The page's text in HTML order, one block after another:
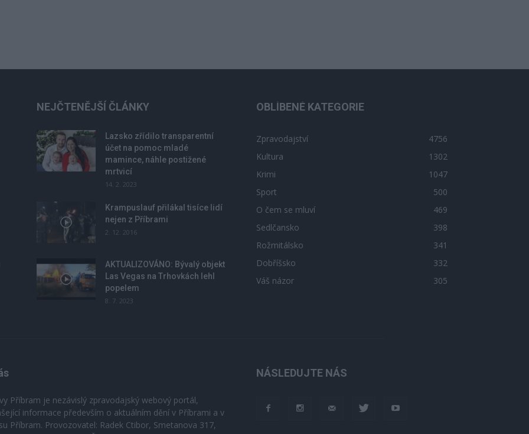
NEJČTENĚJŠÍ ČLÁNKY
Lazsko zřídilo transparentní
účet na pomoc mladé
mamince, náhle postižené
mrtvicí
14. 2. 2023
Krampuslauf přilákal tisíce lidí
nejen z Příbrami
2. 12. 2016
AKTUALIZOVÁNO: Bývalý objekt
Las Vegas na Trhovkách lehl
popelem
8. 7. 2023
OBLÍBENÉ KATEGORIE
Zpravodajství
4756
Kultura
1302
Krimi
1047
Sport
500
O čem se mluví
469
Sedlčansko
398
Rožmitálsko
341
Dobříšsko
332
Váš názor
305
Příbram je nezávislý zpravodajský webový portál,
informace především o aktuálním dění v Příbrami a v
Příbram. Provozovatel: Radek Ctibor, Smetanova 317,
NÁSLEDUJTE NÁS